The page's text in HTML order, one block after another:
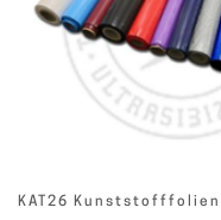
KAT26 Kunststofffolien